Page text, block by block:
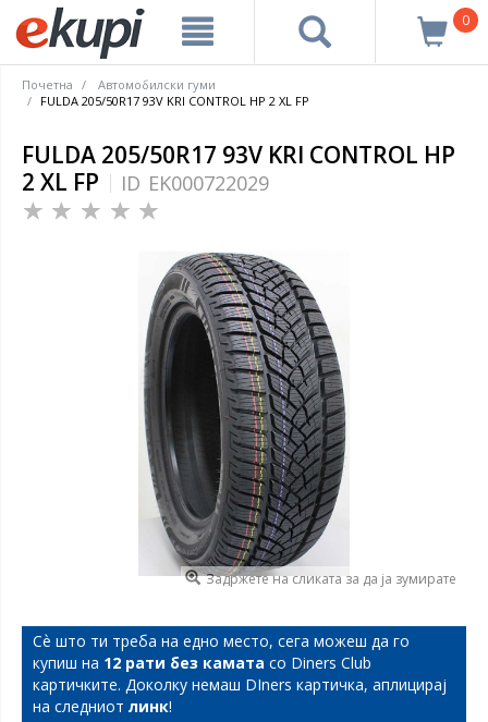
0
Почетна
Автомобилски гуми
FULDA 205/50R17 93V KRI CONTROL HP 2 XL FP
FULDA 205/50R17 93V KRI CONTROL HP
2 XL FP
ID EK000722029
Задржете на сликата за да ја зумирате
Сѐ што ти треба на едно место, сега можеш да го
купиш на 12 рати без камата со Diners Club
картичките. Доколку немаш DIners картичка, аплицирај
на следниот линк!